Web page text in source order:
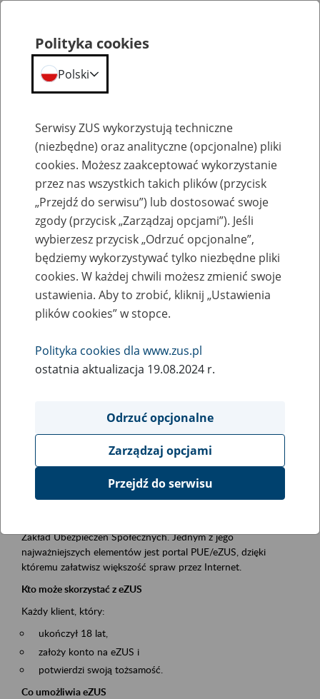
Szkolenia
Zaproś ZUS do siebie - zakładanie profili
eZUS w siedzibie Twojej firmy
Rodzaj wydarzenia
Szkolenia
Obszar merytoryczny
obsługa klientów
Opis wydarzenia
Platforma Usług Elektronicznych ZUS eZUS
Zakład Ubezpieczeń Społecznych. Jednym z jego
najważniejszych elementów jest portal PUE/eZUS, dzięki
któremu załatwisz większość spraw przez Internet.
Kto może skorzystać z eZUS
Każdy klient, który:
ukończył 18 lat,
założy konto na eZUS i
potwierdzi swoją tożsamość.
Co umożliwia eZUS
Polityka cookies
Polski
Serwisy ZUS wykorzystują techniczne
(niezbędne) oraz analityczne (opcjonalne) pliki
cookies. Możesz zaakceptować wykorzystanie
przez nas wszystkich takich plików (przycisk
„Przejdź do serwisu”) lub dostosować swoje
zgody (przycisk „Zarządzaj opcjami”). Jeśli
wybierzesz przycisk „Odrzuć opcjonalne”,
będziemy wykorzystywać tylko niezbędne pliki
cookies. W każdej chwili możesz zmienić swoje
ustawienia. Aby to zrobić, kliknij „Ustawienia
plików cookies” w stopce.
Polityka cookies dla www.zus.pl
ostatnia aktualizacja 19.08.2024 r.
Odrzuć opcjonalne
Zarządzaj opcjami
Przejdź do serwisu